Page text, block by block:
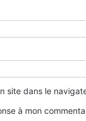
site dans le
à mon